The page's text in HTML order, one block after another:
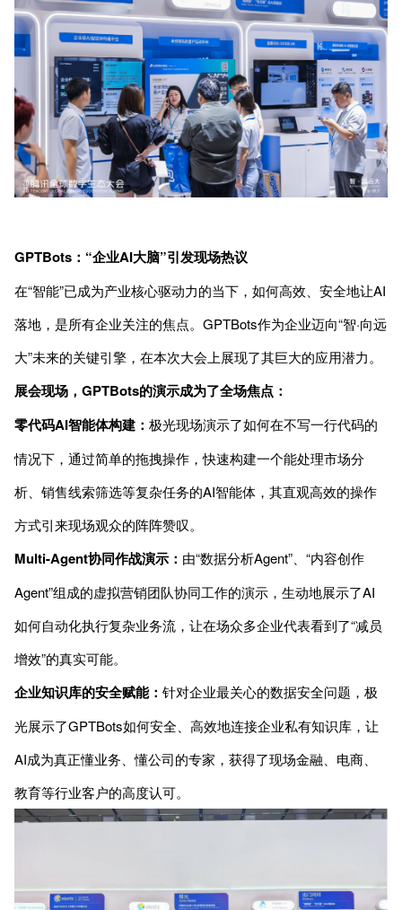
GPTBots：“企业AI大脑”引发现场热议
在“智能”已成为产业核心驱动力的当下，如何高效、安全地让AI
落地，是所有企业关注的焦点。GPTBots作为企业迈向“智·向远
大”未来的关键引擎，在本次大会上展现了其巨大的应用潜力。
展会现场，GPTBots的演示成为了全场焦点：
零代码AI智能体构建： 极光现场演示了如何在不写一行代码的
情况下，通过简单的拖拽操作，快速构建一个能处理市场分
析、销售线索筛选等复杂任务的AI智能体，其直观高效的操作
方式引来现场观众的阵阵赞叹。
Multi-Agent协同作战演示： 由“数据分析Agent”、“内容创作
Agent”组成的虚拟营销团队协同工作的演示，生动地展示了AI
如何自动化执行复杂业务流，让在场众多企业代表看到了“减员
增效”的真实可能。
企业知识库的安全赋能： 针对企业最关心的数据安全问题，极
光展示了GPTBots如何安全、高效地连接企业私有知识库，让
AI成为真正懂业务、懂公司的专家，获得了现场金融、电商、
教育等行业客户的高度认可。